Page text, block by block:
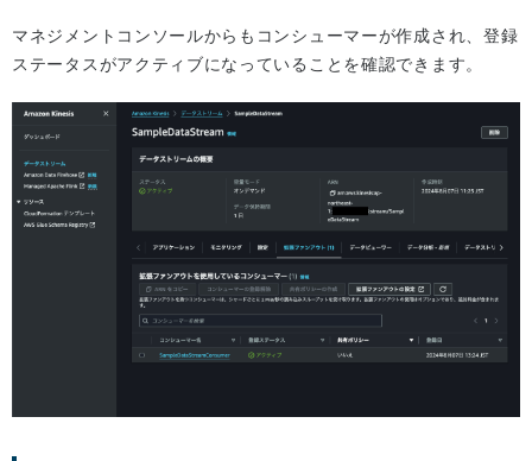
マネジメントコンソールからもコンシューマーが作成され、登録
ステータスがアクティブになっていることを確認できます。